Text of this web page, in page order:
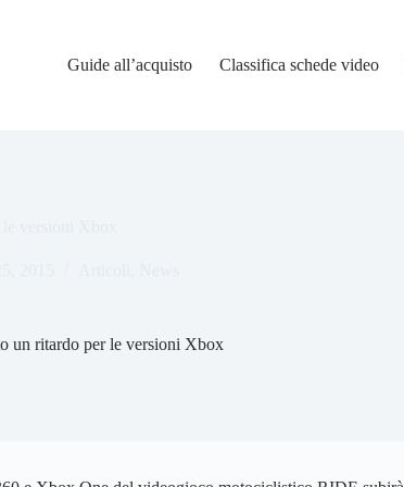
Guide all’acquisto
Classifica schede video
un ritardo per le versioni Xbox